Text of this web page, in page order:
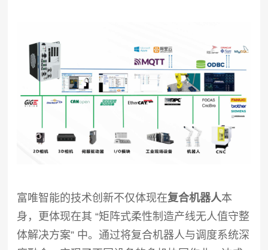
富唯智能的技术创新不仅体现在复合机器人本
身，更体现在其 “矩阵式柔性制造产线无人值守整
体解决方案” 中。通过将复合机器人与调度系统深